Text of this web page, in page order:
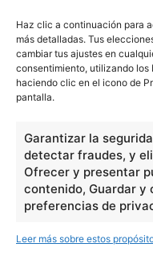
Haz clic a continuación para
más detalladas. Tus
cambiar tus ajustes en
consentimiento, utilizando
haciendo clic en el icono de
pantalla.
Garantizar la
detectar fraudes, y
Ofrecer y presentar
contenido, Guardar y
preferencias de
Leer más sobre estos
Básico
Ciencias
Filosofía
Historia